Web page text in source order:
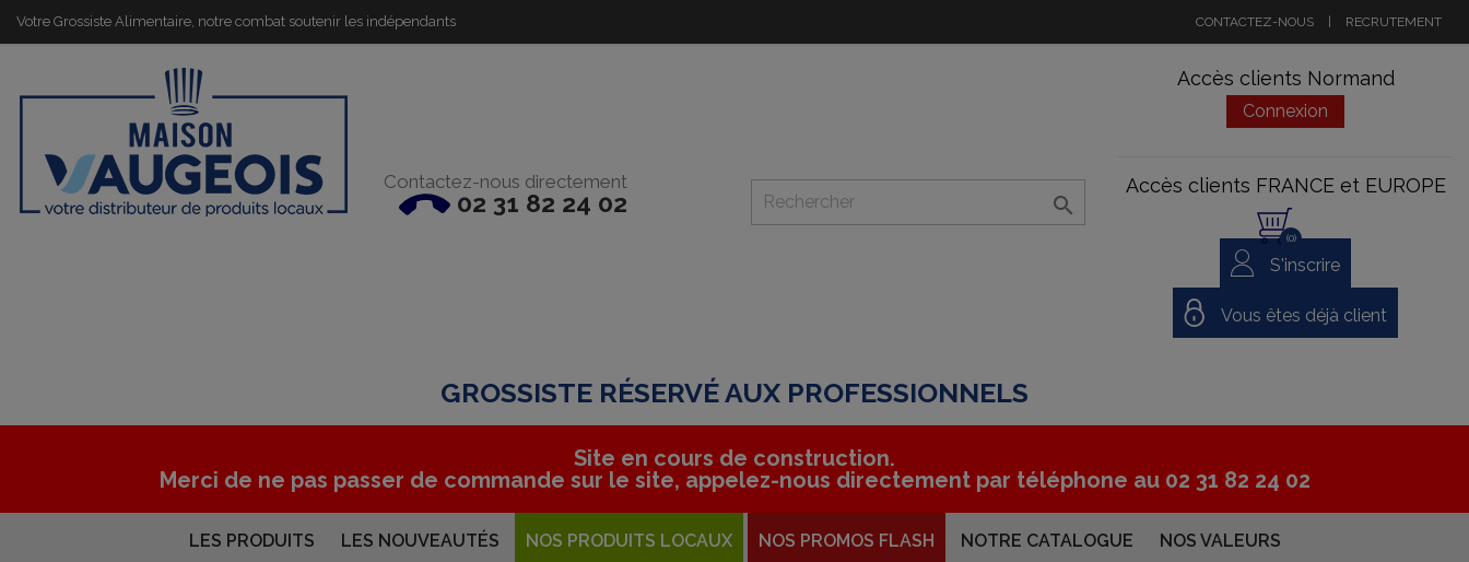
Votre Grossiste Alimentaire, notre combat soutenir les indépendants CONTACTEZ-NOUS RECRUTEMENT
Contactez-nous directement
02 31 82 24 02 
Accès clients Normand
Connexion
Accès clients FRANCE et EUROPE
(0)
S'inscrire
Vous êtes déjà client
GROSSISTE RÉSERVÉ AUX PROFESSIONNELS
Site en cours de construction.
Merci de ne pas passer de commande sur le site, appelez-nous directement par téléphone au 02 31 82 24 02
LES PRODUITS LES NOUVEAUTÉS NOS PRODUITS LOCAUX NOS PROMOS FLASH NOTRE CATALOGUE NOS VALEURS